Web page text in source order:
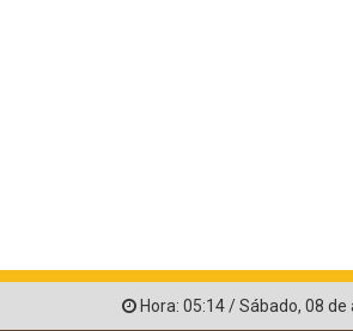
Hora: 05:14/Sábado, 08 de